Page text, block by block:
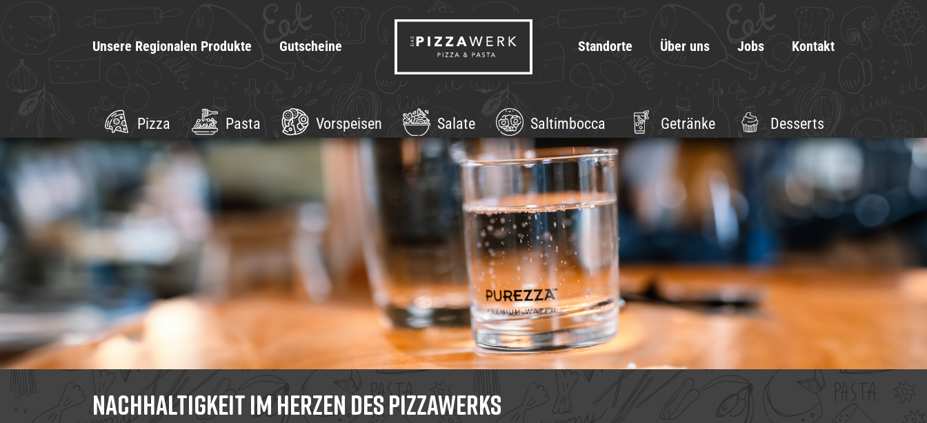
Unsere Regionalen Produkte Gutscheine Kontakt
Jobs
Über uns
Standorte
Pizza Pasta Vorspeisen Salate Saltimbocca Getränke Desserts
Nachhaltigkeit im Herzen des Pizzawerks